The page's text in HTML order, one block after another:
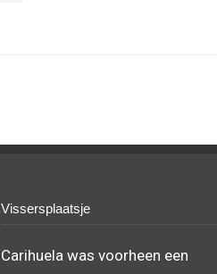
Vissersplaatsje
Carihuela was voorheen een